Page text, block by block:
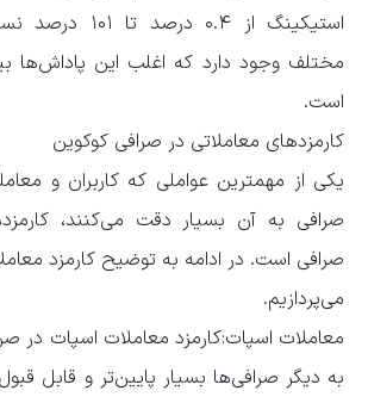
استیکینگ از ۰.۴
است.
کارمزدهای معاملاتی در صرافی کوکوین
یکی از مهمترین عواملی که کاربران و
صرافی به آن بسیار دقت می‌کنند،
صرافی است. در ادامه به توضیح کارمزد
می‌پردازیم.
معاملات اسپات:کارمزد معاملات اسپات در
به دیگر صرافی‌ها بسیار پایین‌تر و قابل